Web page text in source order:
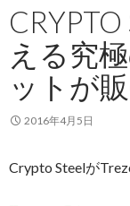
える究
ットが
2016年4月5日
Crypto Steelが